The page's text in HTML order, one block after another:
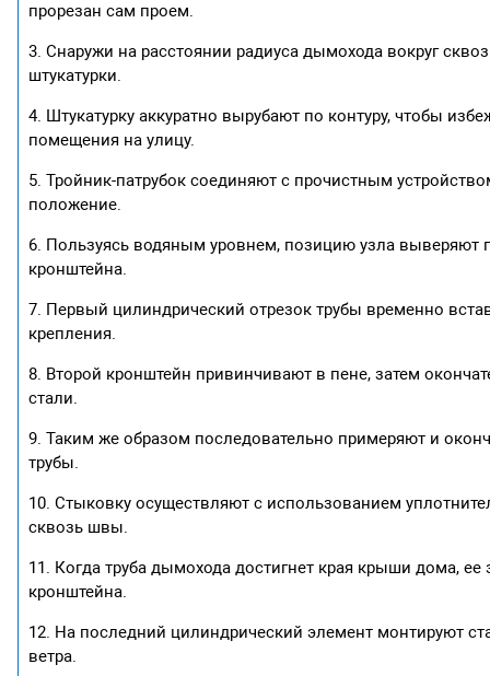
прорезан сам проем.
3. Снаружи на расстоянии радиуса дымохода вокруг
штукатурки.
4. Штукатурку аккуратно вырубают по контуру, чтобы
помещения на улицу.
5. Тройник-патрубок соединяют с прочистным
положение.
6. Пользуясь водяным уровнем, позицию узла выверяют
кронштейна.
7. Первый цилиндрический отрезок трубы временно
крепления.
8. Второй кронштейн привинчивают в пене, затем
стали.
9. Таким же образом последовательно примеряют и
трубы.
10. Стыковку осуществляют с использованием
сквозь швы.
11. Когда труба дымохода достигнет края крыши дома,
кронштейна.
12. На последний цилиндрический элемент монтируют
ветра.